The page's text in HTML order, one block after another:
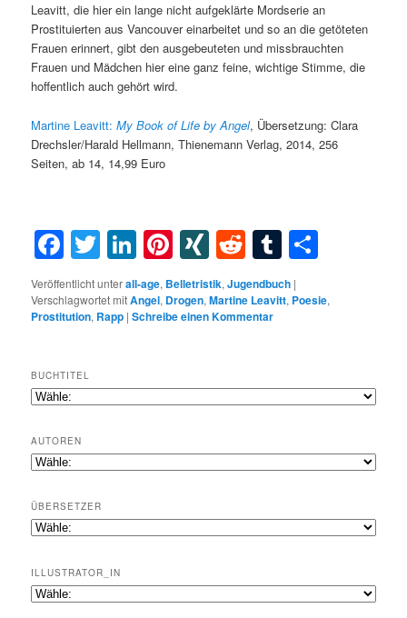
Leavitt, die hier ein lange nicht aufgeklärte Mordserie an
Prostituierten aus Vancouver einarbeitet und so an die getöteten
Frauen erinnert, gibt den ausgebeuteten und missbrauchten
Frauen und Mädchen hier eine ganz feine, wichtige Stimme, die
hoffentlich auch gehört wird.
Martine Leavitt:MyBook of Life byAngel, Übersetzung: Clara
Drechsler/Harald Hellmann, Thienemann Verlag, 2014, 256
Seiten, ab 14, 14,99 Euro
Facebook
Twitter
LinkedIn
Pinterest
XINGRedditTumblr
Veröffentlicht unterall-age, Belletristik,Jugendbuch |
Verschlagwortet mitAngel, Drogen,Martine Leavitt, Poesie,
Prostitution, Rapp |Schreibe einen Kommentar
BUCHTITEL
AUTOREN
ÜBERSETZER
ILLUSTRATOR_IN